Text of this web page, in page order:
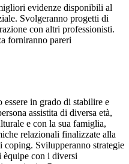
evidenze disponibili al
Svolgeranno progetti di
con altri professionisti.
forniranno pareri
in grado di stabilire e
assistita di diversa età,
e con la sua famiglia,
relazionali finalizzate alla
Svilupperanno strategie
èquipe con i diversi